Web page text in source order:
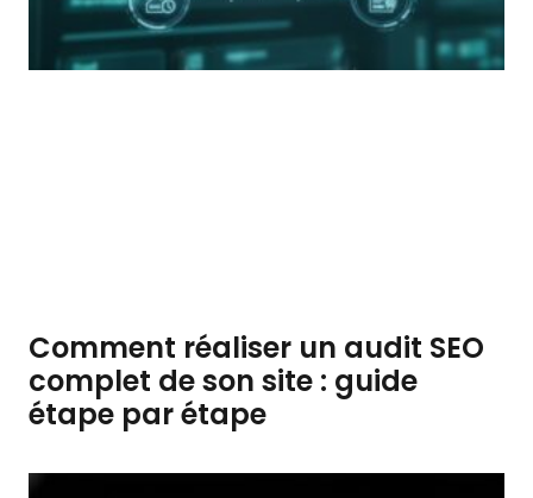
Comment réaliser un audit SEO
complet de son site : guide
étape par étape